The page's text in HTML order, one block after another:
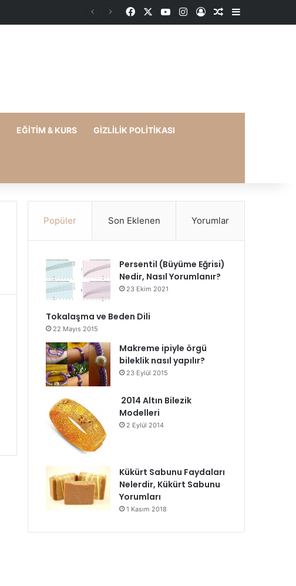
FacebookYouTubeInstagram
Kayıt OlRastgele Makale
Kenar
EĞITIM & KURS GIZLILIK POLITIKASI
Popüler Son Eklenen Yorumlar
Persentil (Büyüme Eğrisi)
Nedir, Nasıl Yorumlanır?
23 Ekim 2021
Tokalaşma ve Beden Dili
22 Mayıs 2015
Makreme ipiyle örgü
bileklik nasıl yapılır?
23 Eylül 2015
2014 Altın Bilezik
Modelleri
2 Eylül 2014
Kükürt Sabunu Faydaları
Nelerdir, Kükürt Sabunu
Yorumları
1 Kasım 2018